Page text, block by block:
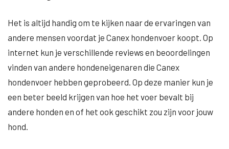
Het is altijd handig om te kijken naar de ervaringen van
andere mensen voordat je Canex hondenvoer koopt. Op
internet kun je verschillende reviews en beoordelingen
vinden van andere hondeneigenaren die Canex
hondenvoer hebben geprobeerd. Op deze manier kun je
een beter beeld krijgen van hoe het voer bevalt bij
andere honden en of het ook geschikt zou zijn voor jouw
hond.